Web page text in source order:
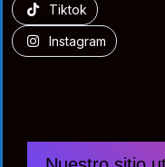
Tiktok
Instagram